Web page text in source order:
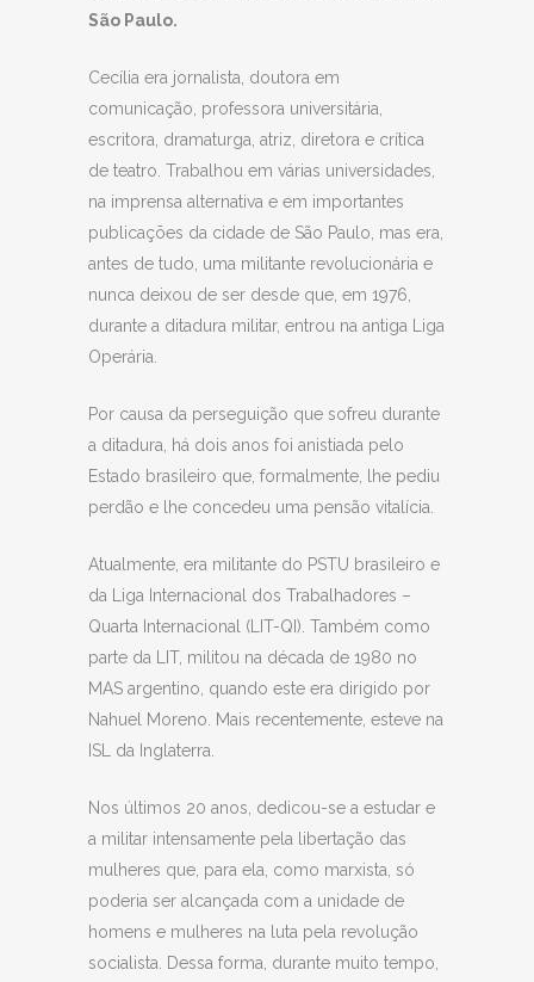
São Paulo.
Cecília era jornalista, doutora em
comunicação, professora universitária,
escritora, dramaturga, atriz, diretora e crítica
de teatro. Trabalhou em várias universidades,
na imprensa alternativa e em importantes
publicações da cidade de São Paulo, mas era,
antes de tudo, uma militante revolucionária e
nunca deixou de ser desde que, em 1976,
durante a ditadura militar, entrou na antiga Liga
Operária.
Por causa da perseguição que sofreu durante
a ditadura, há dois anos foi anistiada pelo
Estado brasileiro que, formalmente, lhe pediu
perdão e lhe concedeu uma pensão vitalícia.
Atualmente, era militante do PSTU brasileiro e
da Liga Internacional dos Trabalhadores –
Quarta Internacional (LIT-QI). Também como
parte da LIT, militou na década de 1980 no
MAS argentino, quando este era dirigido por
Nahuel Moreno. Mais recentemente, esteve na
ISL da Inglaterra.
Nos últimos 20 anos, dedicou-se a estudar e
a militar intensamente pela libertação das
mulheres que, para ela, como marxista, só
poderia ser alcançada com a unidade de
homens e mulheres na luta pela revolução
socialista. Dessa forma, durante muito tempo,